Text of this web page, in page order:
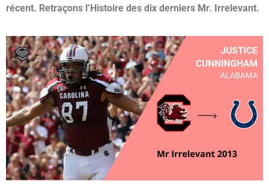
récent. Retraçons l’Histoire des dix derniers Mr. Irrelevant.